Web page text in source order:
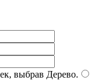
выбрав Дерево.